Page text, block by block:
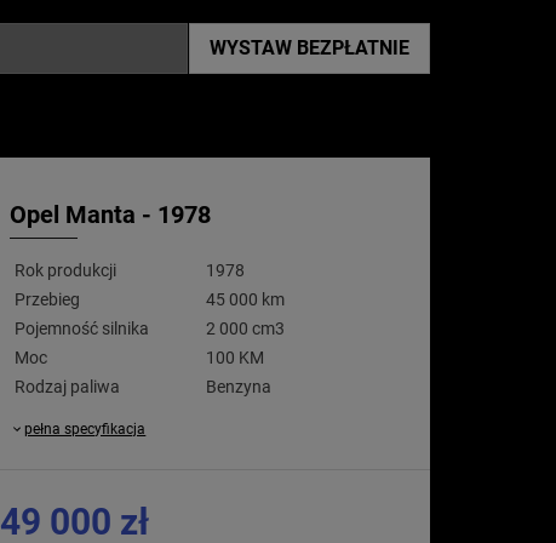
WYSTAW BEZPŁATNIE
Opel Manta - 1978
Rok produkcji
1978
Przebieg
45 000 km
Pojemność silnika
2 000 cm3
Moc
100 KM
Rodzaj paliwa
Benzyna
pełna specyfikacja
49 000 zł